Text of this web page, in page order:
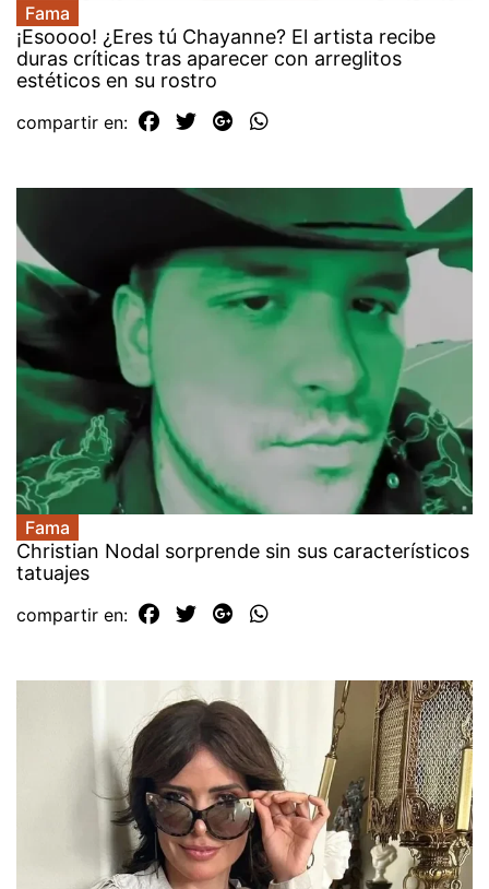
Fama
¡Esoooo! ¿Eres tú Chayanne? El artista recibe
duras críticas tras aparecer con arreglitos
estéticos en su rostro
compartir en:
Fama
Christian Nodal sorprende sin sus característicos
tatuajes
compartir en: